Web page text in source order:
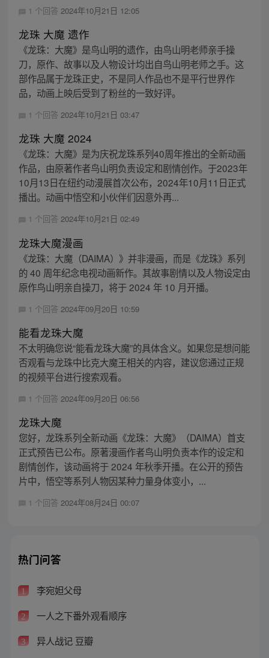
1 个回答 2024年10月21日 12:05
龙珠 大魔 遗作
《龙珠：大魔》是鸟山明的遗作，由鸟山明老师亲手操
刀，原作、故事以及人物设计均出自鸟山明老师之手。这
部作品属于龙珠正史，不是同人作品也不是平行世界作
品，动画上映后受到了粉丝的一致好评。
1 个回答 2024年10月21日 03:47
龙珠 大魔 2024
《龙珠：大魔》是为庆祝龙珠系列40周年推出的全新动画
作品，由原著作者鸟山明负责设定和剧情创作。于2023年
10月13日在纽约动漫展首次公布，2024年10月11日正式
播出。动画中悟空和小伙伴们因意外再...
1 个回答 2024年10月21日 02:49
龙珠大魔漫画
《龙珠：大魔（DAIMA）》并非漫画，而是《龙珠》系列
的 40 周年纪念电视动画新作。其故事剧情以及人物设定由
原作鸟山明亲自操刀，将于 2024 年 10 月开播。
1 个回答 2024年09月20日 10:59
能看龙珠大魔
不太明确您说“能看龙珠大魔”的具体含义。如果您是想问能
否观看与龙珠中比克大魔王相关的内容，建议您通过正规
的视频平台进行搜索观看。
1 个回答 2024年09月20日 06:56
龙珠大魔
您好，龙珠系列全新动画《龙珠：大魔》（DAIMA）首支
正式预告已公布。原著漫画作者鸟山明负责本作的设定和
剧情创作，该动画将于 2024 年秋季开播。在公开的预告
片中，悟空等系列人物因某种力量身体变小，...
1 个回答 2024年08月24日 00:07
热门问答
1 李宛妲父母
2 一人之下番外观看顺序
3 异人战记 豆瓣